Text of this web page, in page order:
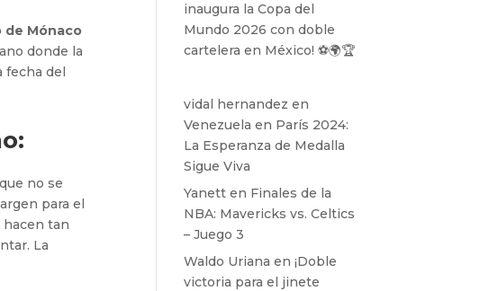
de Mónaco
donde la
fecha del
no se
para el
hacen tan
La
inaugura la Copa del
Mundo 2026 con doble
cartelera en México! ⚽️🌍🏆
vidal hernandez en
Venezuela en París 2024:
La Esperanza de Medalla
Sigue Viva
Yanett en Finales de la
NBA: Mavericks vs. Celtics
– Juego 3
Waldo Uriana en¡Doble
victoria para el jinete